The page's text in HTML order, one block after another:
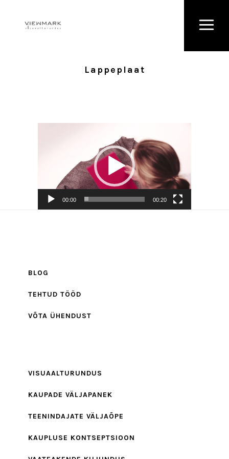
Lappeplaat
00:00 00:20
BLOG
TEHTUD TÖÖD
VÕTA ÜHENDUST
VISUAALTURUNDUS
KAUPADE VÄLJAPANEK
TEENINDAJATE VÄLJAÕPE
KAUPLUSE KONTSEPTSIOON